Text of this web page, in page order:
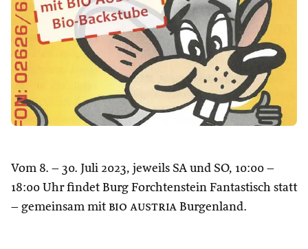
Vom 8. – 30. Juli 2023, jeweils SA und SO, 10:00 –
18:00 Uhr findet Burg Forchtenstein Fantastisch statt
– gemeinsam mit bio austria Burgenland.